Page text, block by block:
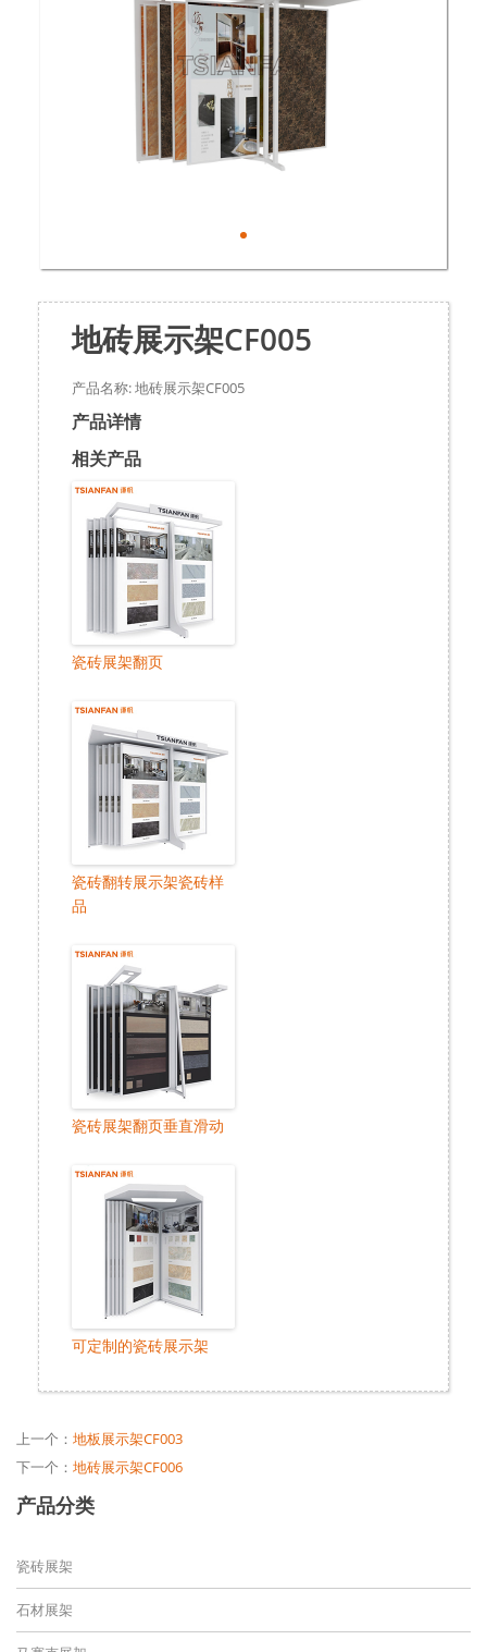
地砖展示架CF005
产品名称: 地砖展示架CF005
产品详情
相关产品
瓷砖展架翻页
瓷砖翻转展示架瓷砖样
品
瓷砖展架翻页垂直滑动
可定制的瓷砖展示架
上一个： 地板展示架CF003
下一个： 地砖展示架CF006
产品分类
瓷砖展架
石材展架